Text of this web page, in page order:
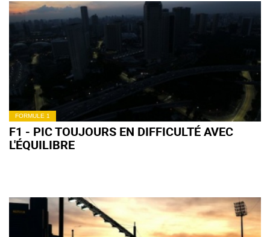
FORMULE 1
F1 - PIC TOUJOURS EN DIFFICULTÉ AVEC
L'ÉQUILIBRE